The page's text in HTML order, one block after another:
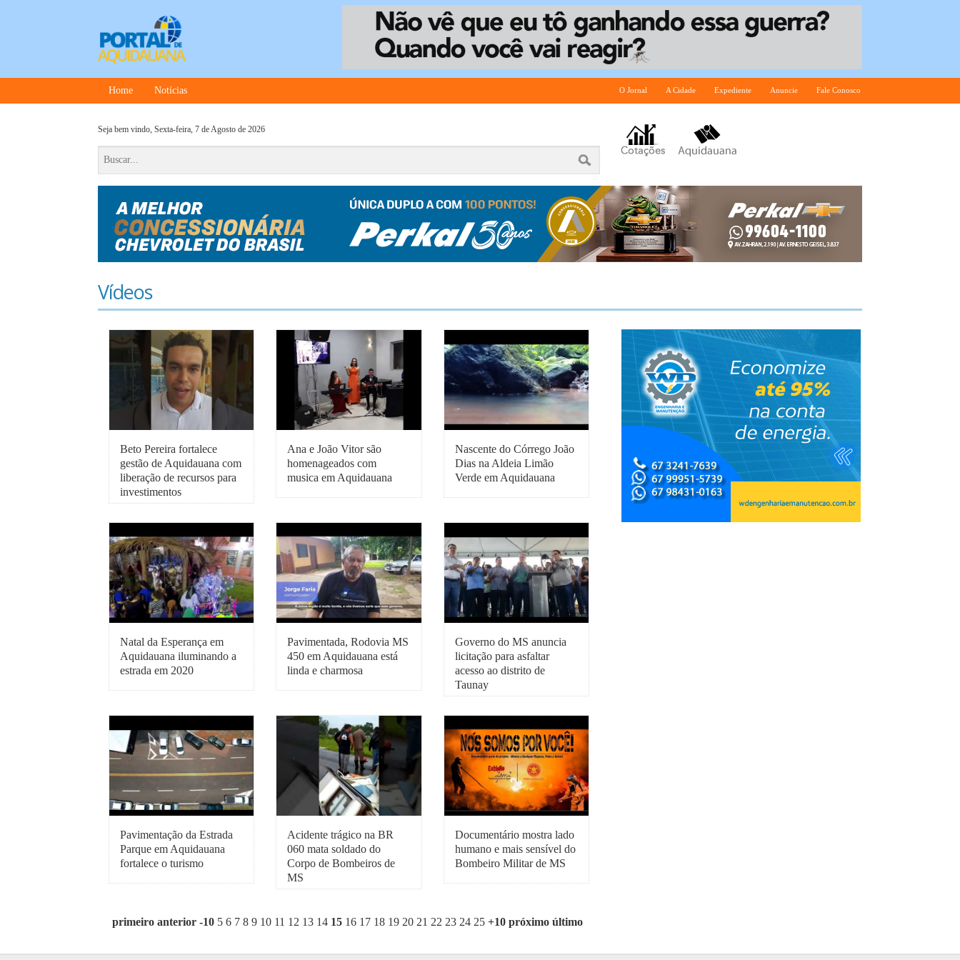
Home Notícias O Jornal A Cidade Expediente Anuncie Fale Conosco
Seja bem vindo, Sexta-feira, 7 de Agosto de 2026
Vídeos
Beto Pereira fortalece
gestão de Aquidauana com
liberação de recursos para
investimentos
Ana e João Vitor são
homenageados com
musica em Aquidauana
Nascente do Córrego João
Dias na Aldeia Limão
Verde em Aquidauana
Natal da Esperança em
Aquidauana iluminando a
estrada em 2020
Pavimentada, Rodovia MS
450 em Aquidauana está
linda e charmosa
Governo do MS anuncia
licitação para asfaltar
acesso ao distrito de
Taunay
Pavimentação da Estrada
Parque em Aquidauana
fortalece o turismo
Acidente trágico na BR
060 mata soldado do
Corpo de Bombeiros de
MS
Documentário mostra lado
humano e mais sensível do
Bombeiro Militar de MS
primeiro anterior -10 5 6 7 8 9 10 11 12 13 14 15 16 17 18 19 20 21 22 23 24 25 +10 próximo último